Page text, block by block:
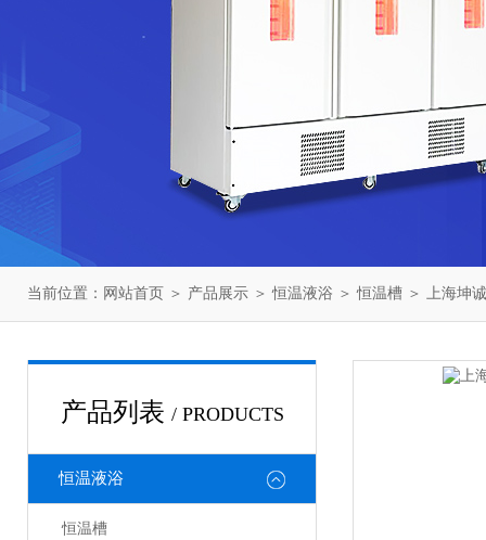
当前位置： 网站首页 ＞ 产品展示 ＞恒温液浴 ＞恒温槽 ＞ 上海坤
产品列表 / PRODUCTS
恒温液浴
恒温槽